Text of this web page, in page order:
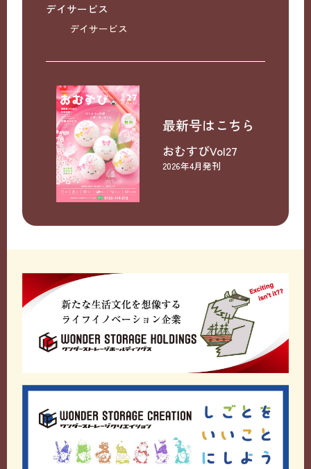
デイサービス
デイサービス
最新号はこちら
おむすびVol27
2026年4月発刊